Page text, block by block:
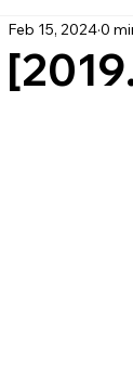
Feb 15, 20240